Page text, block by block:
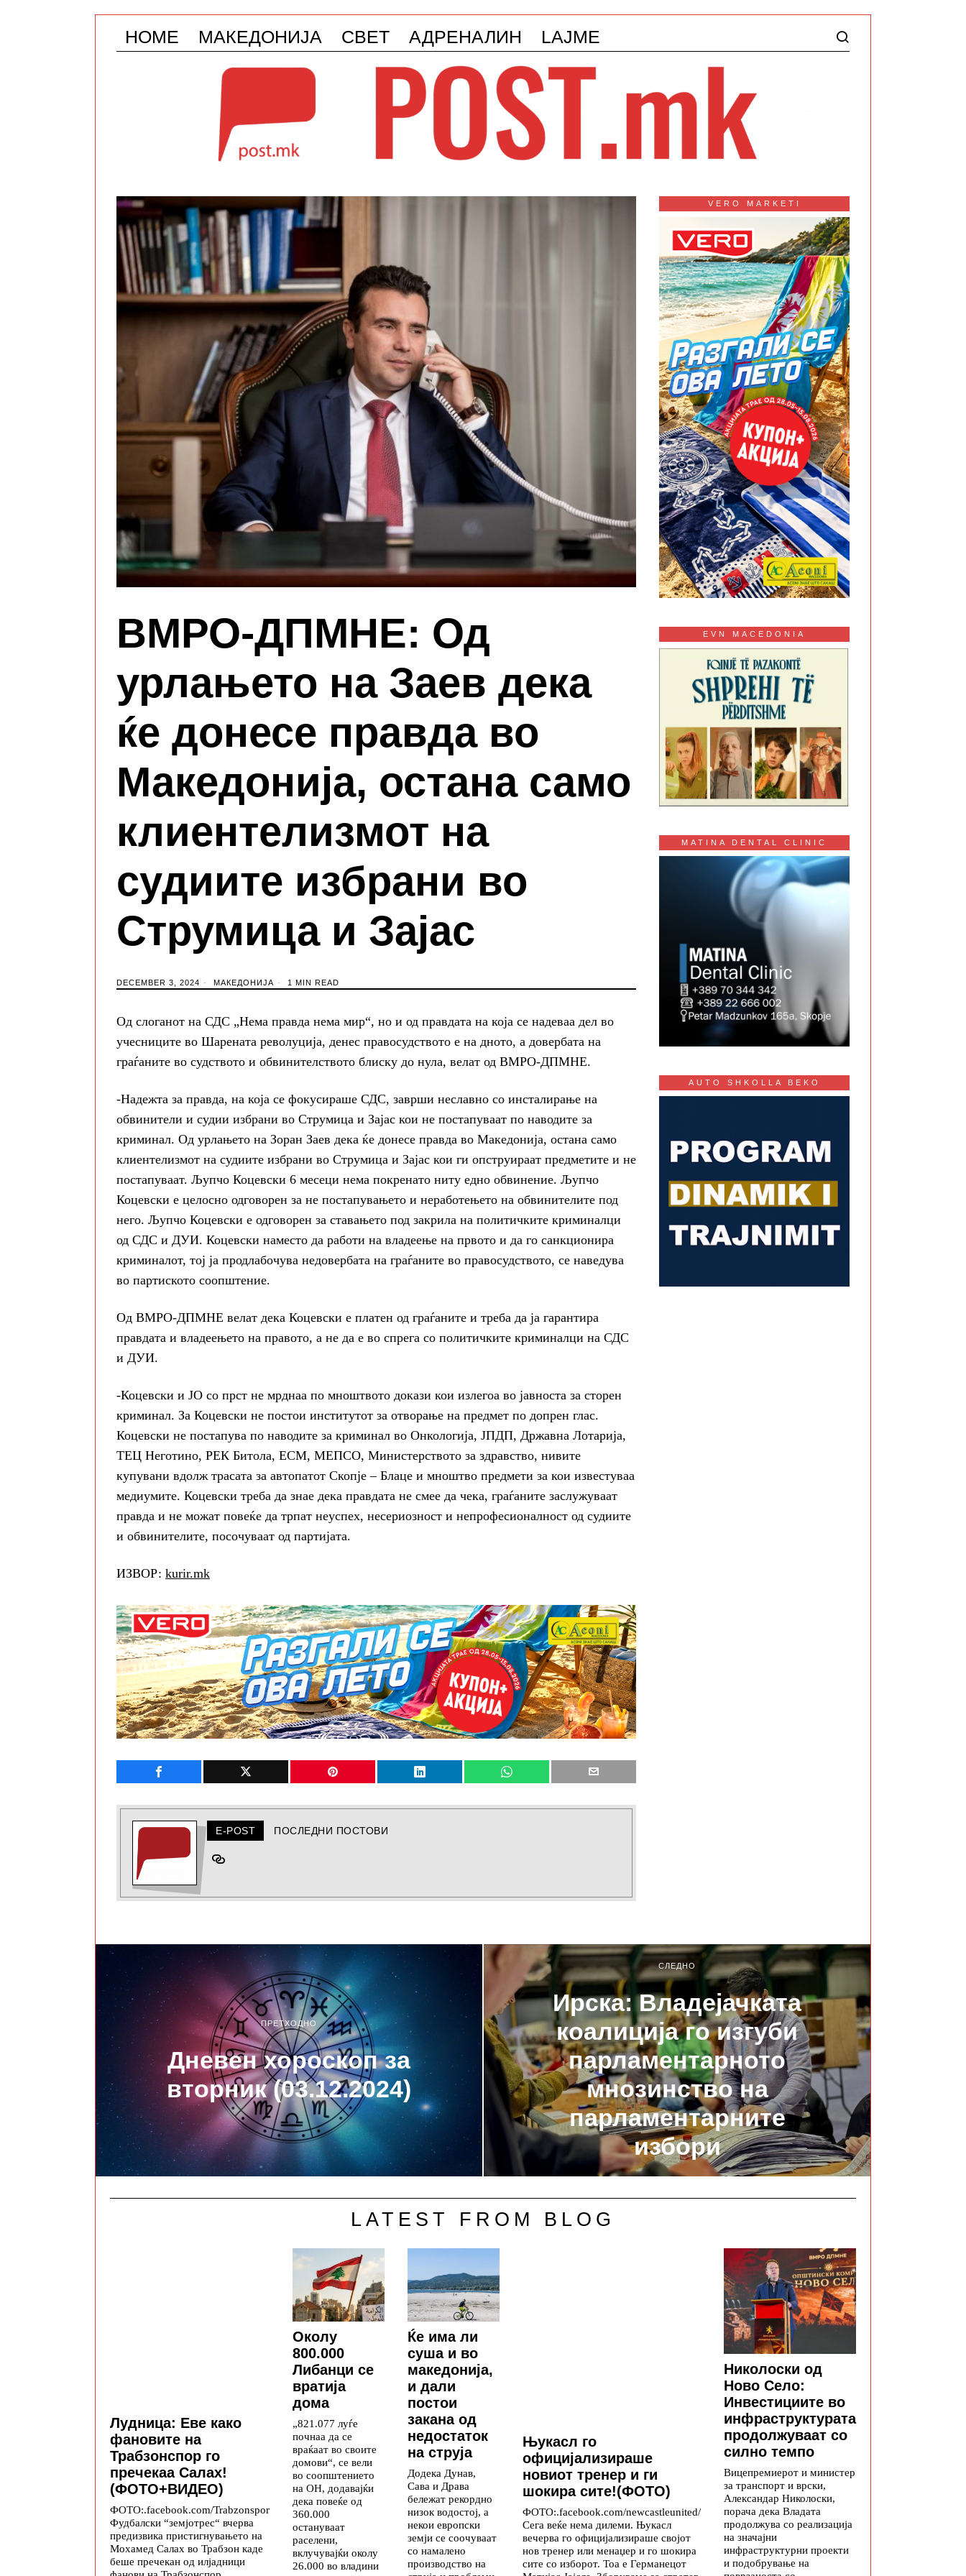
HOME МАКЕДОНИЈА СВЕТ АДРЕНАЛИН LAJME
ВМРО-ДПМНЕ: Од
урлањето на Заев дека
ќе донесе правда во
Македонија, остана само
клиентелизмот на
судиите избрани во
Струмица и Зајас
DECEMBER 3, 2024 МАКЕДОНИЈА 1 MIN READ
Од слоганот на СДС „Нема правда нема мир“, но и од правдата на која се надеваа дел во
учесниците во Шарената револуција, денес правосудството е на дното, а довербата на
граѓаните во судството и обвинителството блиску до нула, велат од ВМРО-ДПМНЕ.
-Надежта за правда, на која се фокусираше СДС, заврши неславно со инсталирање на
обвинители и судии избрани во Струмица и Зајас кои не постапуваат по наводите за
криминал. Од урлањето на Зоран Заев дека ќе донесе правда во Македонија, остана само
клиентелизмот на судиите избрани во Струмица и Зајас кои ги опструираат предметите и не
постапуваат. Љупчо Коцевски 6 месеци нема покренато ниту едно обвинение. Љупчо
Коцевски е целосно одговорен за не постапувањето и неработењето на обвинителите под
него. Љупчо Коцевски е одговорен за ставањето под закрила на политичките криминалци
од СДС и ДУИ. Коцевски наместо да работи на владеење на првото и да го санкционира
криминалот, тој ја продлабочува недовербата на граѓаните во правосудството, се наведува
во партиското соопштение.
Од ВМРО-ДПМНЕ велат дека Коцевски е платен од граѓаните и треба да ја гарантира
правдата и владеењето на правото, а не да е во спрега со политичките криминалци на СДС
и ДУИ.
-Коцевски и ЈО со прст не мрднаа по мноштвото докази кои излегоа во јавноста за сторен
криминал. За Коцевски не постои институтот за отворање на предмет по допрен глас.
Коцевски не постапува по наводите за криминал во Онкологија, ЈПДП, Државна Лотарија,
ТЕЦ Неготино, РЕК Битола, ЕСМ, МЕПСО, Министерството за здравство, нивите
купувани вдолж трасата за автопатот Скопје – Блаце и мноштво предмети за кои известуваа
медиумите. Коцевски треба да знае дека правдата не смее да чека, граѓаните заслужуваат
правда и не можат повеќе да трпат неуспех, несериозност и непрофесионалност од судиите
и обвинителите, посочуваат од партијата.
ИЗВОР: kurir.mk
E-POST ПОСЛЕДНИ ПОСТОВИ
VERO MARKETI
EVN MACEDONIA
MATINA DENTAL CLINIC
AUTO SHKOLLA BEKO
ПРЕТХОДНО
Дневен хороскоп за
вторник (03.12.2024)
СЛЕДНО
Ирска: Владејачката
коалиција го изгуби
парламентарното
мнозинство на
парламентарните
избори
LATEST FROM BLOG
Лудница: Еве како
фановите на
Трабзонспор го
пречекаа Салах!
(ФОТО+ВИДЕО)
ФОТО:.facebook.com/Trabzonspor
Фудбалски “земјотрес“ вчерва
предизвика пристигнувањето на
Мохамед Салах во Трабзон каде
беше пречекан од илјадници
Околу
800.000
Либанци се
вратија
дома
„821.077 луѓе
почнаа да се
враќаат во своите
домови“, се вели
во соопштението
на ОН, додавајќи
дека повеќе од
360.000
остануваат
раселени,
вклучувајќи околу
26.000 во владини
Ќе има ли
суша и во
македонија,
и дали
постои
закана од
недостаток
на струја
Додека Дунав,
Сава и Драва
бележат рекордно
низок водостој, а
некои европски
земји се соочуваат
со намалено
производство на
Њукасл го
официјализираше
новиот тренер и ги
шокира сите!(ФОТО)
ФОТО:.facebook.com/newcastleunited/
Сега веќе нема дилеми. Њукасл
вечерва го официјализираше својот
нов тренер или менаџер и го шокира
сите со изборот. Тоа е Германецот
Николоски од
Ново Село:
Инвестициите во
инфраструктурата
продолжуваат со
силно темпо
Вицепремиерот и министер
за транспорт и врски,
Александар Николоски,
порача дека Владата
продолжува со реализација
на значајни
инфраструктурни проекти
и подобрување на